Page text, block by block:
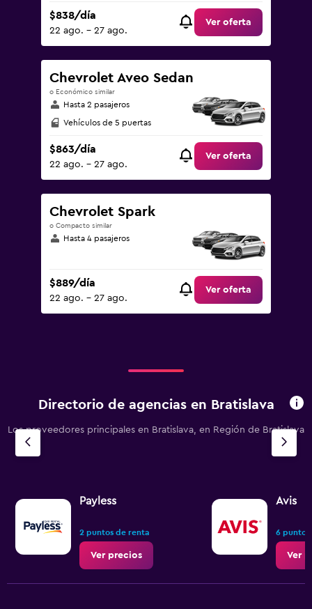
$838/día
22 ago. - 27 ago.
Ver oferta
Chevrolet Aveo Sedan
o Económico similar
Hasta 2 pasajeros
Vehículos de 5 puertas
$863/día
22 ago. - 27 ago.
Ver oferta
Chevrolet Spark
o Compacto similar
Hasta 4 pasajeros
$889/día
22 ago. - 27 ago.
Ver oferta
Directorio de agencias en Bratislava
Los proveedores principales en Bratislava, en Región de Bratislava
Payless
2 puntos de renta
Ver precios
Avis
6
Ver